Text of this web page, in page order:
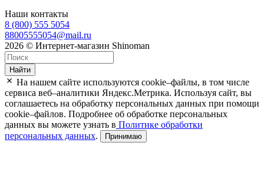
Наши контакты
8 (800) 555 5054
88005555054@mail.ru
2026 © Интернет-магазин Shinoman
Найти
На нашем сайте используются cookie–файлы, в том числе
сервиса веб–аналитики Яндекс.Метрика. Используя сайт, вы
соглашаетесь на обработку персональных данных при помощи
cookie–файлов. Подробнее об обработке персональных
данных вы можете узнать в Политике обработки
персональных данных. Принимаю